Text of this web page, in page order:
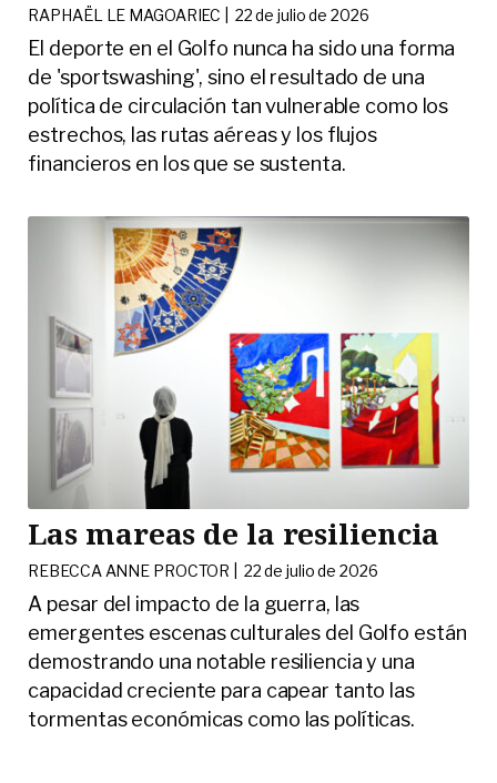
RAPHAËL LE MAGOARIEC | 22 de julio de 2026
El deporte en el Golfo nunca ha sido una forma
de 'sportswashing', sino el resultado de una
política de circulación tan vulnerable como los
estrechos, las rutas aéreas y los flujos
financieros en los que se sustenta.
Las mareas de la resiliencia
REBECCA ANNE PROCTOR | 22 de julio de 2026
A pesar del impacto de la guerra, las
emergentes escenas culturales del Golfo están
demostrando una notable resiliencia y una
capacidad creciente para capear tanto las
tormentas económicas como las políticas.